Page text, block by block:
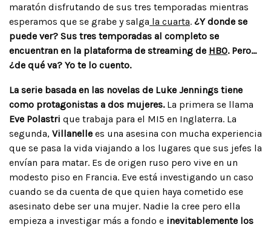
maratón disfrutando de sus tres temporadas mientras
esperamos que se grabe y salga la cuarta. ¿Y donde se
puede ver? Sus tres temporadas al completo se
encuentran en la plataforma de streaming de HBO. Pero…
¿de qué va? Yo te lo cuento.
La serie basada en las novelas de Luke Jennings tiene
como protagonistas a dos mujeres.La primera se llama
Eve Polastri que trabaja para el MI5 en Inglaterra. La
segunda, Villanelle es una asesina con mucha experiencia
que se pasa la vida viajando a los lugares que sus jefes la
envían para matar. Es de origen ruso pero vive en un
modesto piso en Francia. Eve está investigando un caso
cuando se da cuenta de que quien haya cometido ese
asesinato debe ser una mujer. Nadie la cree pero ella
empieza a investigar más a fondo e inevitablemente los